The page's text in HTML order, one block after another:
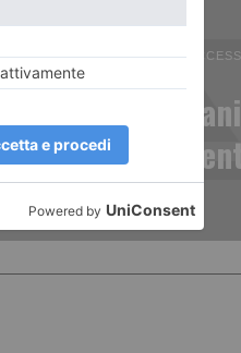
ARTICOLO
promettono: